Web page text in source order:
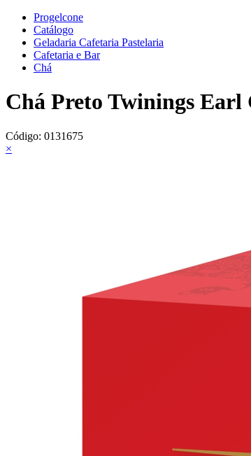
Progelcone
Catálogo
Geladaria Cafetaria Pastelaria
Cafetaria e Bar
Chá
Chá Preto Twinings Earl
Código: 0131675
×